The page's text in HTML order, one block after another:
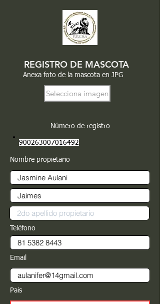
REGISTRO DE MASCOTA
Anexa foto de la mascota en JPG
Selecciona imagen
Número de registro
900263007016492
Nombre propietario
Teléfono
Email
Pais